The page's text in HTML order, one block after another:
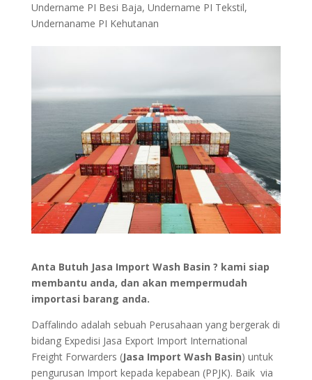
Undername PI Besi Baja, Undername PI Tekstil,
Undernaname PI Kehutanan
Anta Butuh Jasa Import Wash Basin ? kami siap
membantu anda, dan akan mempermudah
importasi barang anda.
Daffalindo adalah sebuah Perusahaan yang bergerak di
bidang Expedisi Jasa Export Import International
Freight Forwarders (Jasa Import Wash Basin) untuk
pengurusan Import kepada kepabean (PPJK). Baik via